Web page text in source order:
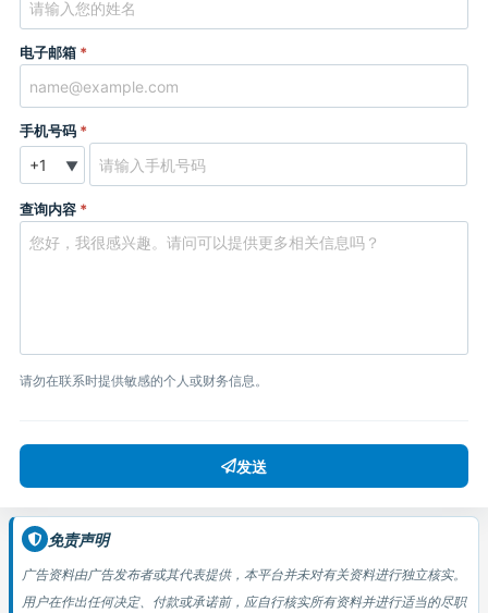
电子邮箱 *
手机号码 *
▼
查询内容 *
请勿在联系时提供敏感的个人或财务信息。
发送
免责声明
广告资料由广告发布者或其代表提供，本平台并未对有关资料进行独立核实。
用户在作出任何决定、付款或承诺前，应自行核实所有资料并进行适当的尽职